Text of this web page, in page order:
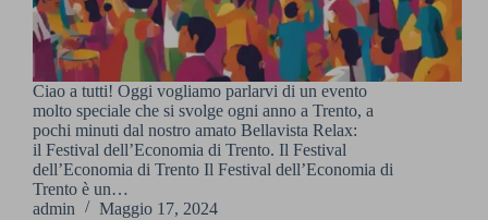
Ciao a tutti! Oggi vogliamo parlarvi di un evento
molto speciale che si svolge ogni anno a Trento, a
pochi minuti dal nostro amato Bellavista Relax:
il Festival dell’Economia di Trento. Il Festival
dell’Economia di Trento Il Festival dell’Economia di
Trento è un…
admin
Maggio 17, 2024